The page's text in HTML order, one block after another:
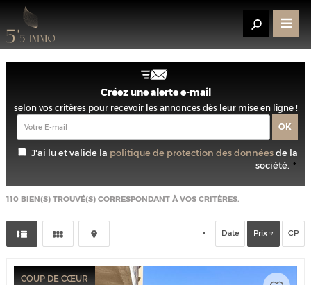
Créez une alerte e-mail
selon vos critères pour recevoir les annonces dès leur mise en ligne !
J'ai lu et valide la politique de protection des donnéesde la
société. *
110 BIEN(S) TROUVÉ(S) CORRESPONDANT À VOS CRITÈRES.
Date Prix CP
COUP DE CŒUR